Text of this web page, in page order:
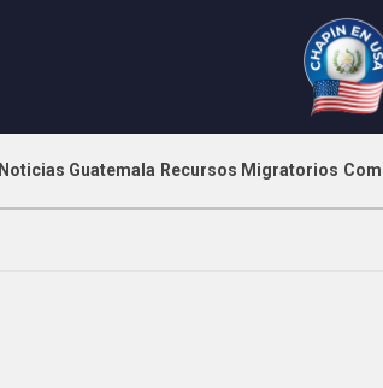
Noticias Guatemala Recursos Migratorios